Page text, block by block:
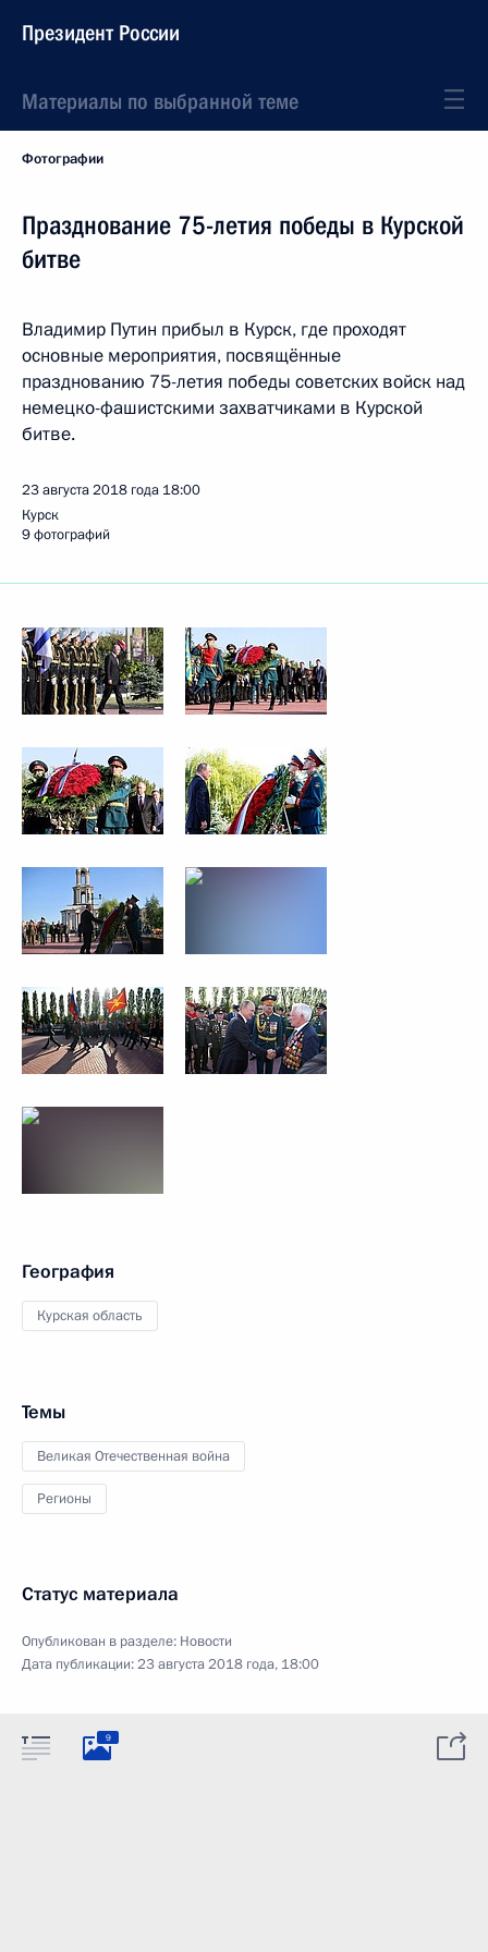
Президент России
Материалы по выбранной теме
Фотографии
Празднование 75-летия победы в Курской
битве
Владимир Путин прибыл в Курск, где проходят
основные мероприятия, посвящённые
празднованию 75-летия победы советских войск над
немецко-фашистскими захватчиками в Курской
битве.
23 августа 2018 года 18:00
Курск
9 фотографий
География
Курская область
Темы
Великая Отечественная война
Регионы
Статус материала
Опубликован в разделе: Новости
Дата публикации:23 августа 2018 года, 18:00
9